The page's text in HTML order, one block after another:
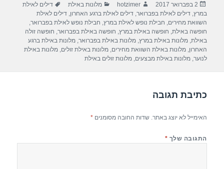
e
b
o
o
s
A
p
p
gr
a
m
e
פורסם
בתאריך
2 בפברואר 2017 מחבר
hotzimer קטגוריות
מלונות באילת תגיות
דילים לאילת
במרץ,דילים לאילת בפברואר,דילים לאילת ברגע האחרון,דילים לאילת
השוואת מחירים, חבילת נופש לאילת במרץ, חבילת נופש לאילת בפברואר,
חופשה באילת, חופשה באילת במרץ, חופשה באילת בפברואר, חופשה זולה
באילת,מלונות באילת במרץ,מלונות באילת בפברואר,מלונות באילת ברגע
האחרון,מלונות באילת השוואת מחירים,מלונות באילת זולים,מלונות באילת
לנוער,מלונות באילת מבצעים,מלונות זולים באילת
כתיבת תגובה
האימייל לא יוצג באתר. שדות החובה מסומנים*
התגובה שלך *